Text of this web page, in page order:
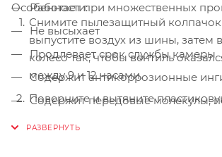
Особенности:
Работает при множественных
Не высыхает
Продлевает срок службы камеры
Содержит антикоррозионные
Содержит передовые молекулы,
Снимите пылезащитный колпачок
выпустите воздух из шины, затем
колесо так, чтобы вентиль
между 9 и 12 часами.
Поверните и вытяните